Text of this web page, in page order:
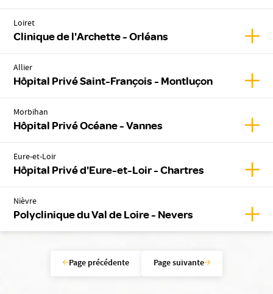
Loiret
Clinique de l'Archette - Orléans
Allier
Hôpital Privé Saint-François - Montluçon
Morbihan
Hôpital Privé Océane - Vannes
Eure-et-Loir
Hôpital Privé d'Eure-et-Loir - Chartres
Nièvre
Polyclinique du Val de Loire - Nevers
Page précédente Page suivante